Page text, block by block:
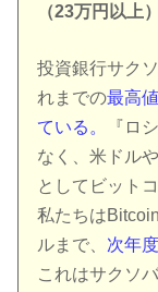
（23万円以上
投資銀行サク
れまでの最高
ている。
『ロ
なく、米ドル
としてビット
私たちは
ルまで、 次年
これはサクソ